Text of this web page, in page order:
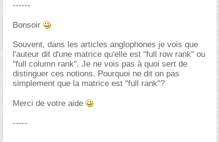
------
Bonsoir
Souvent, dans les articles anglophones je vois que
l'auteur dit d'une matrice qu'elle est "full row rank" ou
"full column rank". Je ne vois pas à quoi sert de
distinguer ces notions. Pourquoi ne dit on pas
simplement que la matrice est "full rank"?
Merci de votre aide
-----